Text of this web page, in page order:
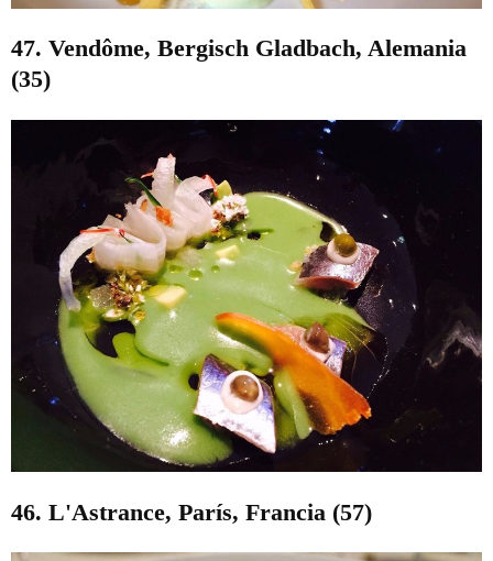
47. Vendôme, Bergisch Gladbach, Alemania
(35)
46. L'Astrance, París, Francia (57)